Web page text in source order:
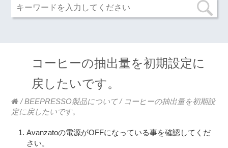
コーヒーの抽出量を初期設定に
戻したいです。
/ BEEPRESSO製品について / コーヒーの抽出量を初期設
定に戻したいです。
Avanzatoの電源がOFFになっている事を確認してくだ
さい。